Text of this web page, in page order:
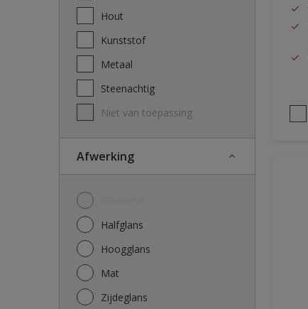
Hout
Kunststof
Metaal
Steenachtig
Niet van toepassing
Afwerking
Halfglans
Hoogglans
Mat
Zijdeglans